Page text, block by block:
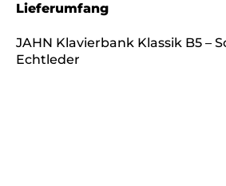
Lieferumfang
JAHN Klavierbank Klassik B5 –
Echtleder